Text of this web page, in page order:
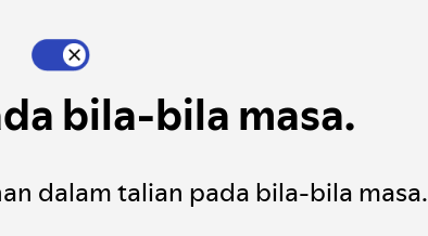
bila-bila masa.
dalam talian pada bila-bila masa.